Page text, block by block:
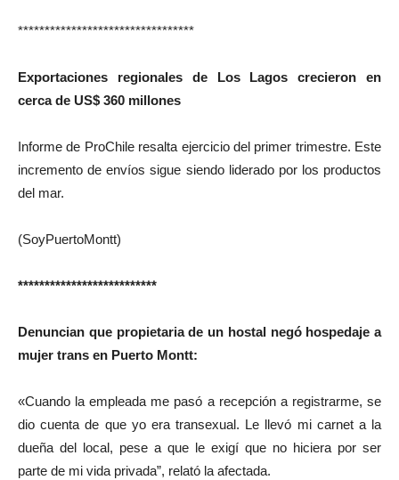
*********************************
Exportaciones regionales de Los Lagos crecieron en
cerca de US$ 360 millones
Informe de ProChile resalta ejercicio del primer trimestre. Este
incremento de envíos sigue siendo liderado por los productos
del mar.
(SoyPuertoMontt)
**************************
Denuncian que propietaria de un hostal negó hospedaje a
mujer trans en Puerto Montt:
«Cuando la empleada me pasó a recepción a registrarme, se
dio cuenta de que yo era transexual. Le llevó mi carnet a la
dueña del local, pese a que le exigí que no hiciera por ser
parte de mi vida privada”, relató la afectada.